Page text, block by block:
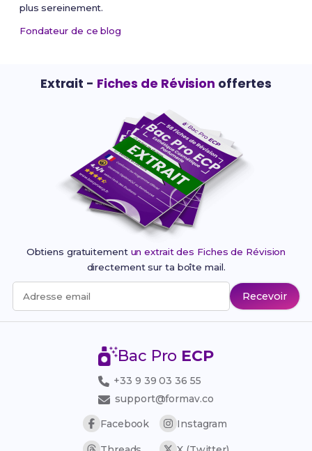
plus sereinement.
Fondateur de ce blog
Extrait - Fiches de Révision offertes
Obtiens gratuitement un extrait des Fiches de Révision
directement sur ta boîte mail.
Adresse email Recevoir
Bac Pro ECP
+33 9 39 03 36 55
support@formav.co
Facebook
Instagram